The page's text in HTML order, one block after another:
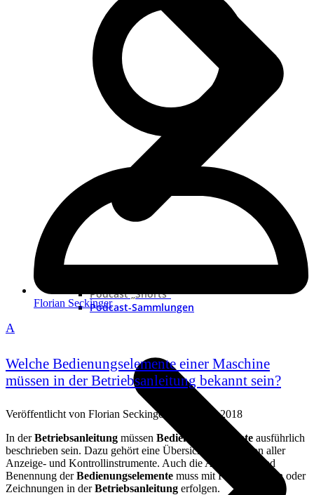
Podcast „Shorts“
Podcast-Sammlungen
Florian Seckinger
A
Welche Bedienungselemente einer Maschine
müssen in der Betriebsanleitung bekannt sein?
Veröffentlicht von Florian Seckinger
28. Mai 2018
In derBetriebsanleitung müssen Bedienungselemente ausführlich
beschrieben sein. Dazu gehört eine Übersicht und Position aller
Anzeige- und Kontrollinstrumente. Auch die Anordnung und
Benennung derBedienungselemente muss mit Fotos, Skizzen oder
Zeichnungen in derBetriebsanleitung erfolgen.